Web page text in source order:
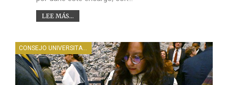
LEE MÁS...
CONSEJO UNIVERSITARIO